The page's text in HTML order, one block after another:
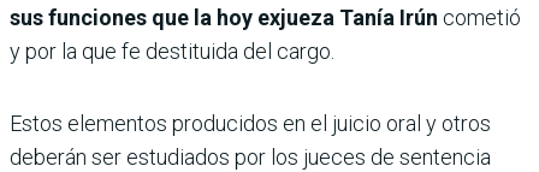
sus funciones que la hoy exjueza Tanía Irún cometió
y por la que fe destituida del cargo.
Estos elementos producidos en el juicio oral y otros
deberán ser estudiados por los jueces de sentencia